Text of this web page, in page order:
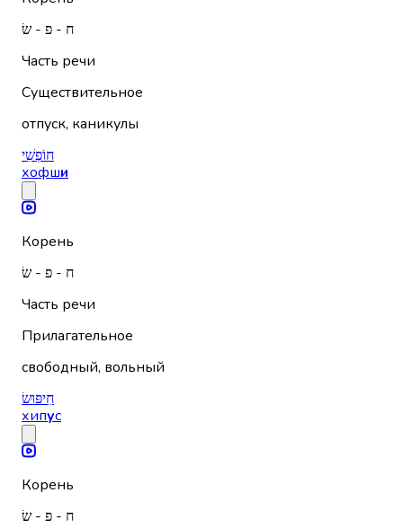
ח - פ - שׂ
Часть речи
Существительное
отпуск, каникулы
חוֹפְשִׁי
хофши
Корень
ח - פ - שׂ
Часть речи
Прилагательное
свободный, вольный
חִיפּוּשׂ
хипус
Корень
ח - פ - שׂ